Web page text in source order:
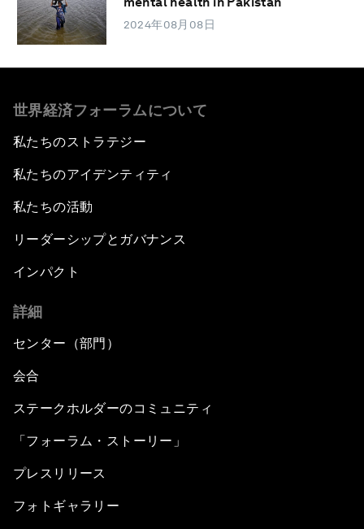
2024年08月08日
世界経済フォーラムについて
私たちのストラテジー
私たちのアイデンティティ
私たちの活動
リーダーシップとガバナンス
インパクト
詳細
センター（部門）
会合
ステークホルダーのコミュニティ
「フォーラム・ストーリー」
プレスリリース
フォトギャラリー